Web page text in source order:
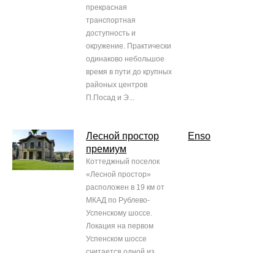
прекрасная
транспортная
доступность и
окружение. Практически
одинаково небольшое
время в пути до крупных
районых центров
П.Посад и Э...
Лесной простор
премиум
Коттеджный поселок
«Лесной простор»
расположен в 19 км от
МКАД по Рублево-
Успенскому шоссе.
Локация на первом
Успенском шоссе
Enso